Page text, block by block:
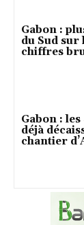
Gabon :
du Sud sur
chiffres
Gabon :
déjà
chantier